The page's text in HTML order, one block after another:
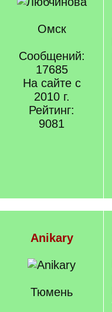
Омск
Сообщений:
17685
На сайте с
2010 г.
Рейтинг:
9081
Anikary
Тюмень